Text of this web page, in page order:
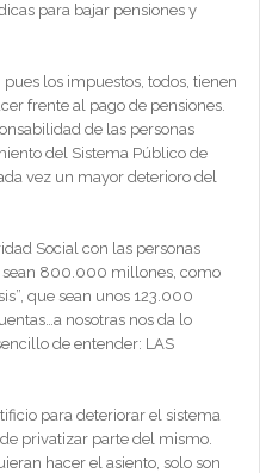
para bajar pensiones y
los impuestos, todos, tienen
frente al pago de pensiones.
de las personas
del Sistema Público de
vez un mayor deterioro del
Social con las personas
sean 800.000 millones, como
que sean unos 123.000
nosotras nos da lo
de entender: LAS
para deteriorar el sistema
privatizar parte del mismo.
hacer el asiento, solo son